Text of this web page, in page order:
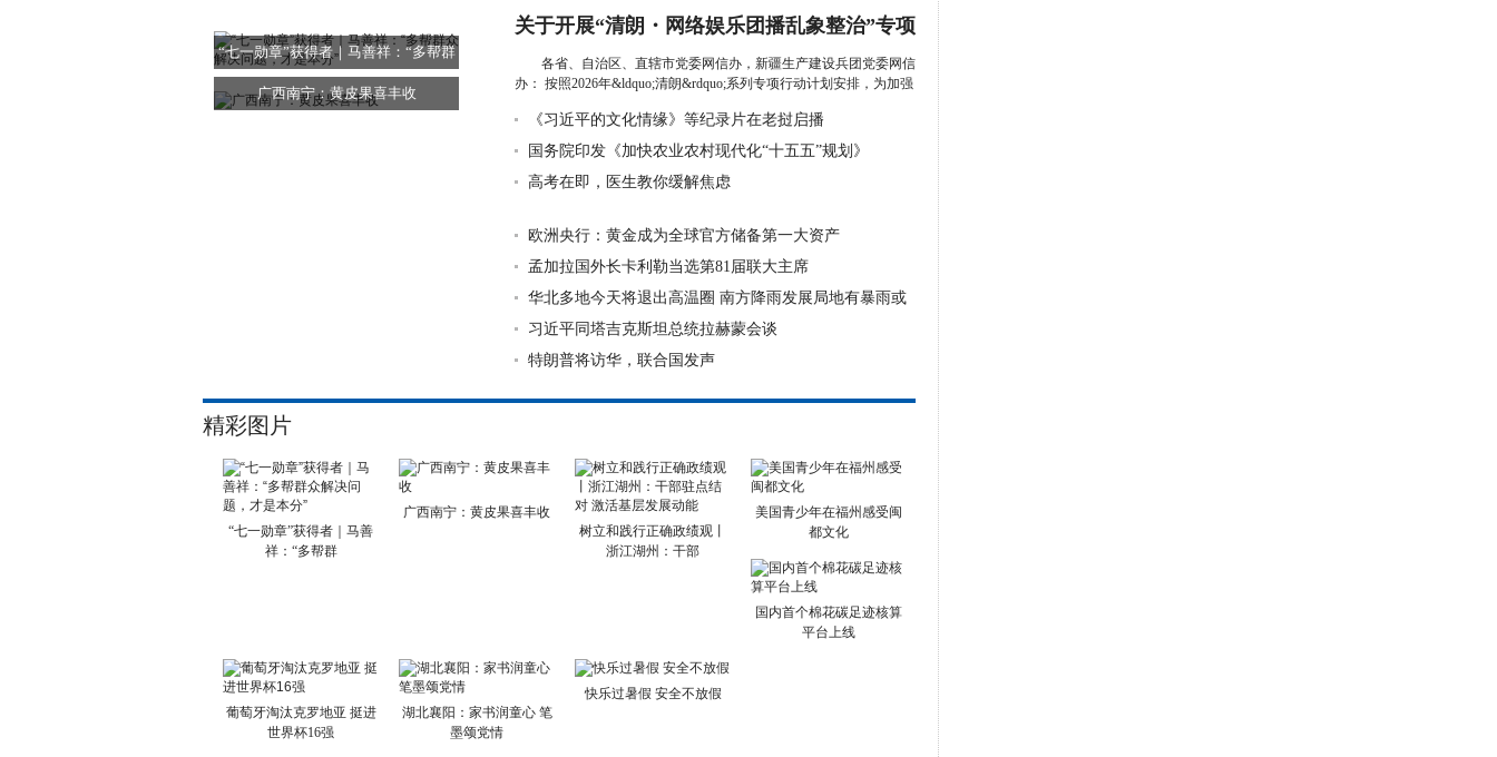
“七一勋章”获得者｜马善祥：“多帮群
广西南宁：黄皮果喜丰收
关于开展“清朗・网络娱乐团播乱象整治”专项
行动的通知
各省、自治区、直辖市党委网信办，新疆生产建设兵团党委网信
办： 按照2026年&ldquo;清朗&rdquo;系列专项行动计划安排，为加强
《习近平的文化情缘》等纪录片在老挝启播
国务院印发《加快农业农村现代化“十五五”规划》
高考在即，医生教你缓解焦虑
欧洲央行：黄金成为全球官方储备第一大资产
孟加拉国外长卡利勒当选第81届联大主席
华北多地今天将退出高温圈 南方降雨发展局地有暴雨或
大暴雨
习近平同塔吉克斯坦总统拉赫蒙会谈
特朗普将访华，联合国发声
精彩图片
“七一勋章”获得者｜马善
祥：“多帮群
广西南宁：黄皮果喜丰收
树立和践行正确政绩观丨
浙江湖州：干部
美国青少年在福州感受闽
都文化
国内首个棉花碳足迹核算
平台上线
葡萄牙淘汰克罗地亚 挺进
世界杯16强
湖北襄阳：家书润童心 笔
墨颂党情
快乐过暑假 安全不放假